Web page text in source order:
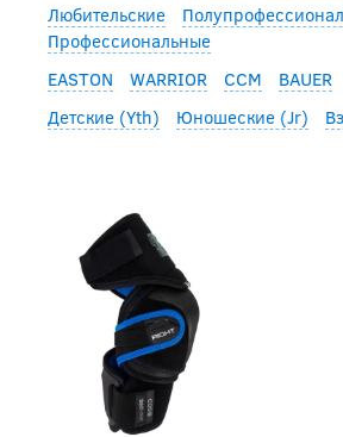
Любительские
Профессиональные
EASTON
WARRIOR CCM BAUER
Детские (Yth)
Юношеские (Jr)